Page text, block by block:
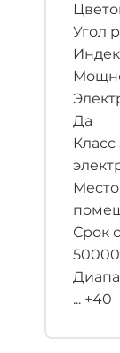
Угол
Да
Срок
50000
... +40